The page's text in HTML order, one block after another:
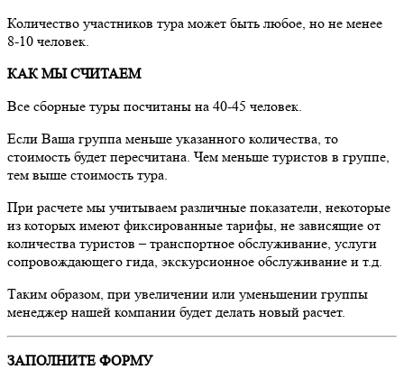
Количество участников тура может быть любое, но не менее
8-10 человек.
КАК МЫ СЧИТАЕМ
Все сборные туры посчитаны на 40-45 человек.
Если Ваша группа меньше указанного количества, то
стоимость будет пересчитана. Чем меньше туристов в группе,
тем выше стоимость тура.
При расчете мы учитываем различные показатели, некоторые
из которых имеют фиксированные тарифы, не зависящие от
количества туристов – транспортное обслуживание, услуги
сопровождающего гида, экскурсионное обслуживание и т.д.
Таким образом, при увеличении или уменьшении группы
менеджер нашей компании будет делать новый расчет.
ЗАПОЛНИТЕ ФОРМУ